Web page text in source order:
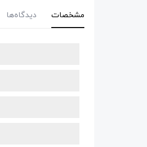
مشخصات دیدگاه‌ها